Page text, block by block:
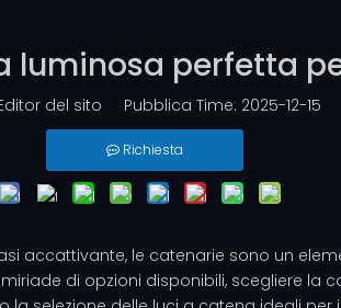
luminosa perfetta
del sito Pubblica Time: 2025-12-15
Richiesta
accattivante, le catenarie sono un
di opzioni disponibili, scegliere la